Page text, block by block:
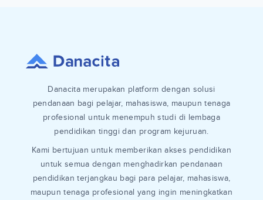
Danacita merupakan platform dengan solusi
pendanaan bagi pelajar, mahasiswa, maupun tenaga
profesional untuk menempuh studi di lembaga
pendidikan tinggi dan program kejuruan.
Kami bertujuan untuk memberikan akses pendidikan
untuk semua dengan menghadirkan pendanaan
pendidikan terjangkau bagi para pelajar, mahasiswa,
maupun tenaga profesional yang ingin meningkatkan